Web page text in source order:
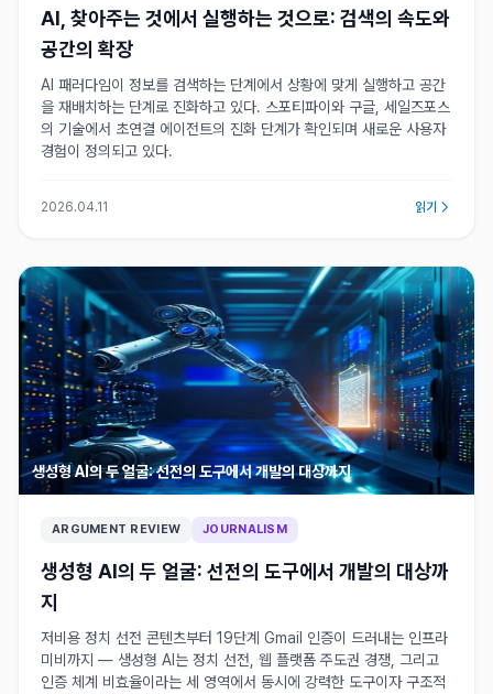
AI, 찾아주는 것에서 실행하는 것으로: 검색의 속도와
공간의 확장
AI 패러다임이 정보를 검색하는 단계에서 상황에 맞게 실행하고 공간
을 재배치하는 단계로 진화하고 있다. 스포티파이와 구글, 세일즈포스
의 기술에서 초연결 에이전트의 진화 단계가 확인되며 새로운 사용자
경험이 정의되고 있다.
2026.04.11 읽기
생성형 AI의 두 얼굴: 선전의 도구에서 개발의 대상까지
ARGUMENT REVIEW JOURNALISM
생성형 AI의 두 얼굴: 선전의 도구에서 개발의 대상까
지
저비용 정치 선전 콘텐츠부터 19단계 Gmail 인증이 드러내는 인프라
미비까지 — 생성형 AI는 정치 선전, 웹 플랫폼 주도권 경쟁, 그리고
인증 체계 비효율이라는 세 영역에서 동시에 강력한 도구이자 구조적